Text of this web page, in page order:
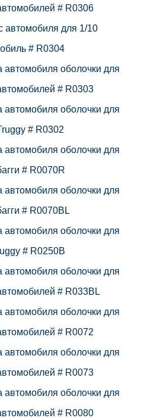
# R0306
автомобиля для 1/10
# R0304
оболочки для
# R0303
оболочки для
# R0302
оболочки для
# R0070R
оболочки для
# R0070BL
оболочки для
# R0250B
оболочки для
# R033BL
оболочки для
# R0072
оболочки для
# R0073
оболочки для
# R0080